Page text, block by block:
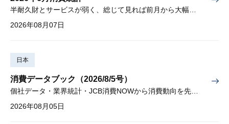
半耐久財とサービスが弱く、総じて見れば前月から大幅に減少
2026年08月07日
日本
消費データブック（2026/8/5号）
2026年08月05日